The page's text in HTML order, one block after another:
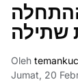
שתילה
Oleh
Jumat, 20